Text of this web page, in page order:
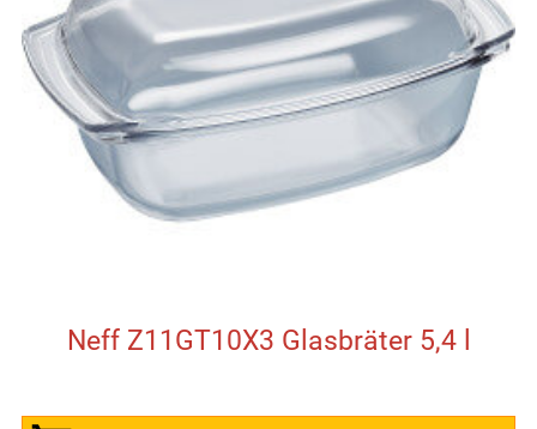
Neff Z11GT10X3 Glasbräter 5,4 l